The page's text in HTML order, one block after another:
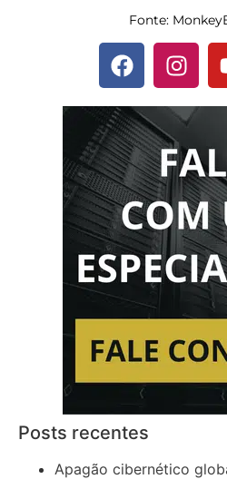
Fonte:
Posts recentes
Apagão cibernético